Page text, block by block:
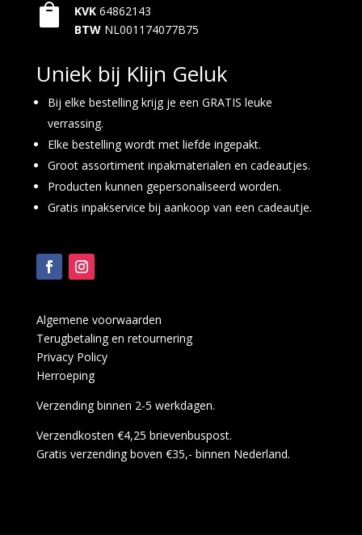
 KVK 64862143
BTW NL001174077B75
Uniek bij Klijn Geluk
Bij elke bestelling krijg je een GRATIS leuke
verrassing.
Elke bestelling wordt met liefde ingepakt.
Groot assortiment inpakmaterialen en cadeautjes.
Producten kunnen gepersonaliseerd worden.
Gratis inpakservice bij aankoop van een cadeautje.
Algemene voorwaarden
Terugbetaling en retournering
Privacy Policy
Herroeping
Verzending binnen 2-5 werkdagen.
Verzendkosten €4,25 brievenbuspost.
Gratis verzending boven €35,- binnen Nederland.